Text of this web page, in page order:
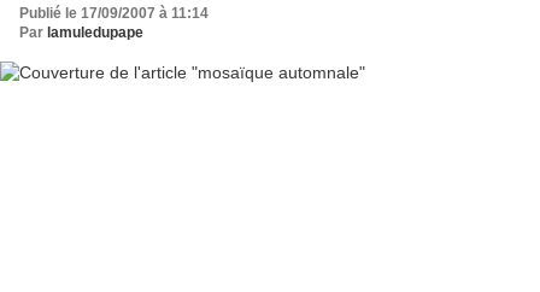
Publié le 17/09/2007 à 11:14
Par lamuledupape